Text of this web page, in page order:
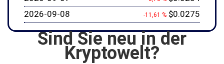
2026-09-08
-11,61 % $0.0275
Sind Sie neu in der
Kryptowelt?